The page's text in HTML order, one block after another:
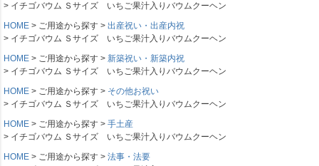
イチゴバウム Ｓサイズ いちご果汁入りバウムクーヘン
HOME
ご用途から探す
出産祝い・出産内祝
イチゴバウム Ｓサイズ いちご果汁入りバウムクーヘン
HOME
ご用途から探す
新築祝い・新築内祝
イチゴバウム Ｓサイズ いちご果汁入りバウムクーヘン
HOME
ご用途から探す
その他お祝い
イチゴバウム Ｓサイズ いちご果汁入りバウムクーヘン
HOME
ご用途から探す
手土産
イチゴバウム Ｓサイズ いちご果汁入りバウムクーヘン
HOME
ご用途から探す
法事・法要